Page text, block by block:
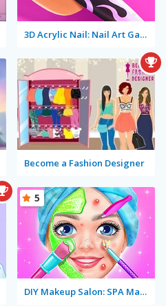
3D Acrylic Nail: Nail Art Game
Become a Fashion Designer
DIY Makeup Salon: SPA Makeover Studio
5